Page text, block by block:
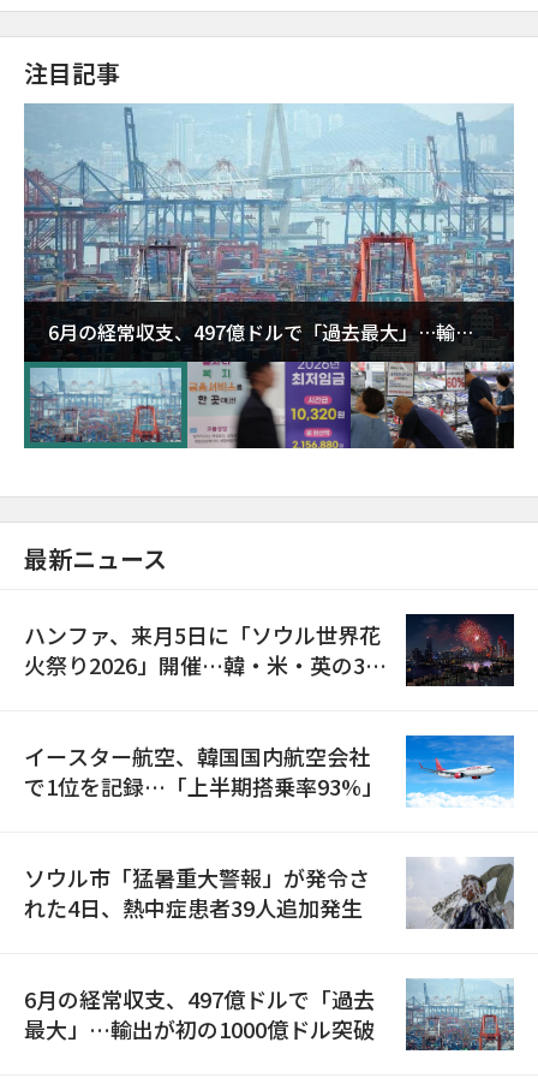
注目記事
6月の経常収支、497億ドルで「過去最大」…輸出
が初の1000億ドル突破
最新ニュース
ハンファ、来月5日に「ソウル世界花
火祭り2026」開催…韓・米・英の3カ
イースター航空、韓国国内航空会社
で1位を記録…「上半期搭乗率93%」
ソウル市「猛暑重大警報」が発令さ
れた4日、熱中症患者39人追加発生
6月の経常収支、497億ドルで「過去
最大」…輸出が初の1000億ドル突破